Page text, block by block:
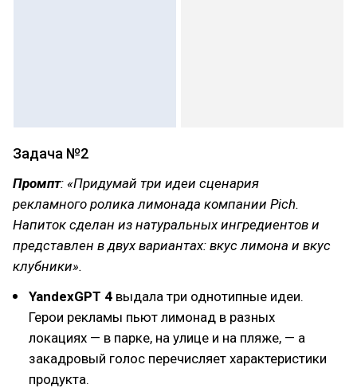
Задача №2
Промпт: «Придумай три идеи сценария
рекламного ролика лимонада компании Pich.
Напиток сделан из натуральных ингредиентов и
представлен в двух вариантах: вкус лимона и вкус
клубники».
YandexGPT 4 выдала три однотипные идеи.
Герои рекламы пьют лимонад в разных
локациях — в парке, на улице и на пляже, — а
закадровый голос перечисляет характеристики
продукта.